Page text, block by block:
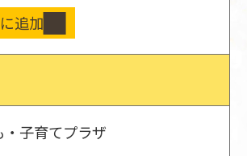
追加
子育てプラザ